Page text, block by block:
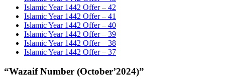
Islamic Year 1442 Offer – 42
Islamic Year 1442 Offer – 41
Islamic Year 1442 Offer – 40
Islamic Year 1442 Offer – 39
Islamic Year 1442 Offer – 38
Islamic Year 1442 Offer – 37
“Wazaif Number (October’2024)”